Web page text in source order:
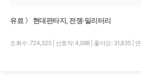
유료 〉 현대판타지, 전쟁·밀리터리
조회수: 724,325 선호작: 4,988 좋아요: 31,835